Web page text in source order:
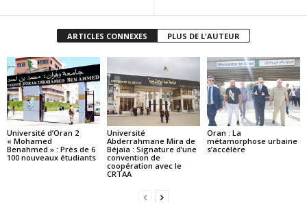
ARTICLES CONNEXES PLUS DE L'AUTEUR
Université d’Oran 2
« Mohamed
Benahmed » : Près de 6
100 nouveaux étudiants
Université
Abderrahmane Mira de
Béjaïa : Signature d’une
convention de
coopération avec le
CRTAA
Oran : La
métamorphose urbaine
s’accélère